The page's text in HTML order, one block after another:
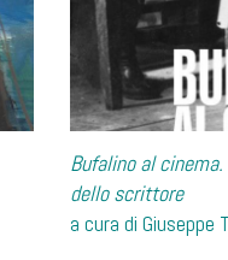
Bufalino al
dello scrittore
a cura di Giuseppe